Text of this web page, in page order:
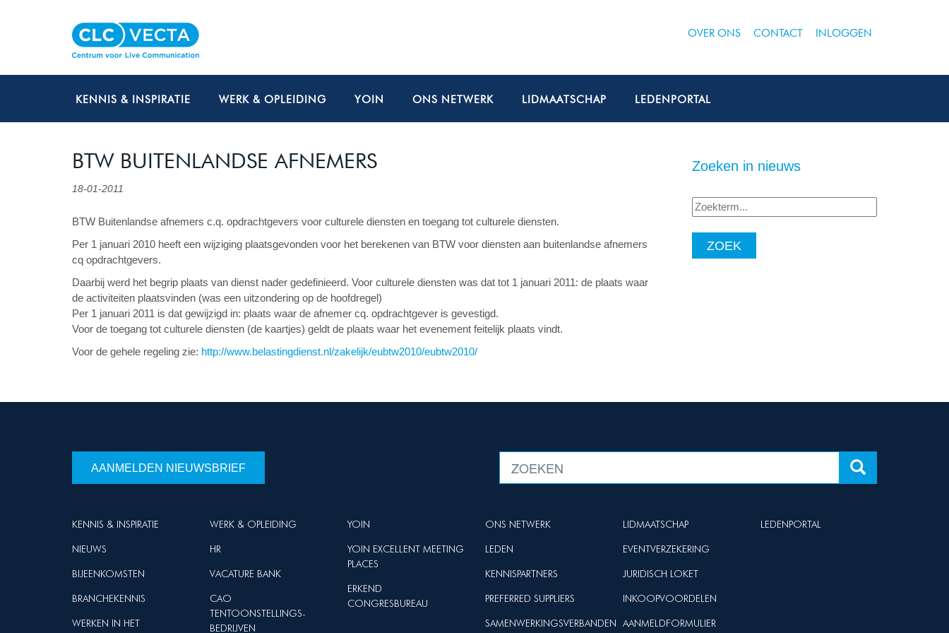
OVER ONS CONTACT INLOGGEN
KENNIS & INSPIRATIE WERK & OPLEIDING YOIN ONS NETWERK LIDMAATSCHAP LEDENPORTAL
BTW BUITENLANDSE AFNEMERS
18-01-2011
BTW Buitenlandse afnemers c.q. opdrachtgevers voor culturele diensten en toegang tot culturele diensten.
Per 1 januari 2010 heeft een wijziging plaatsgevonden voor het berekenen van BTW voor diensten aan buitenlandse afnemers
cq opdrachtgevers.
Daarbij werd het begrip plaats van dienst nader gedefinieerd. Voor culturele diensten was dat tot 1 januari 2011: de plaats waar
de activiteiten plaatsvinden (was een uitzondering op de hoofdregel)
Per 1 januari 2011 is dat gewijzigd in: plaats waar de afnemer cq. opdrachtgever is gevestigd.
Voor de toegang tot culturele diensten (de kaartjes) geldt de plaats waar het evenement feitelijk plaats vindt.
Voor de gehele regeling zie: http://www.belastingdienst.nl/zakelijk/eubtw2010/eubtw2010/
Zoeken in nieuws
AANMELDEN NIEUWSBRIEF
KENNIS & INSPIRATIE
NIEUWS
BIJEENKOMSTEN
BRANCHEKENNIS
WERKEN IN HET
WERK & OPLEIDING
HR
VACATURE BANK
CAO
TENTOONSTELLINGS-
BEDRIJVEN
YOIN
YOIN EXCELLENT MEETING
PLACES
ERKEND
CONGRESBUREAU
ONS NETWERK
LEDEN
KENNISPARTNERS
PREFERRED SUPPLIERS
SAMENWERKINGSVERBANDEN
LIDMAATSCHAP
EVENTVERZEKERING
JURIDISCH LOKET
INKOOPVOORDELEN
AANMELDFORMULIER
LEDENPORTAL